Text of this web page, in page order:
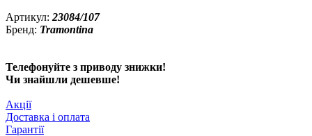
Артикул: 23084/107
Бренд: Tramontina
Телефонуйте з приводу знижки!
Чи знайшли дешевше!
Акції
Доставка і оплата
Гарантії